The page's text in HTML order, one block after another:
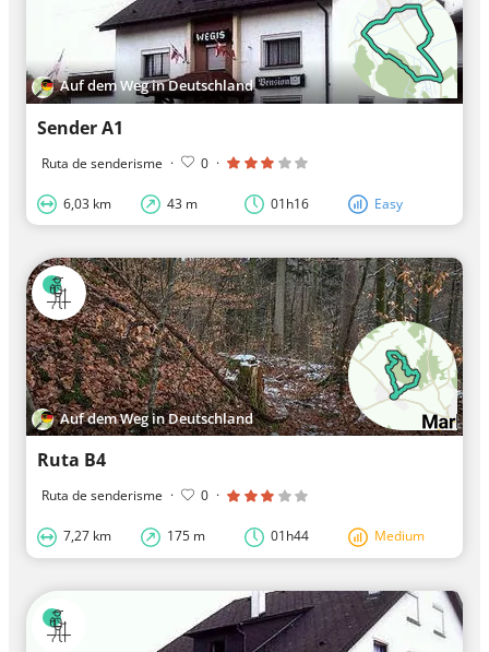
Auf dem Weg in Deutschland
Sender A1
Ruta de senderisme · 0 ·
6,03 km 43 m 01h16 Easy
Auf dem Weg in Deutschland
Ruta B4
Ruta de senderisme · 0 ·
7,27 km 175 m 01h44 Medium